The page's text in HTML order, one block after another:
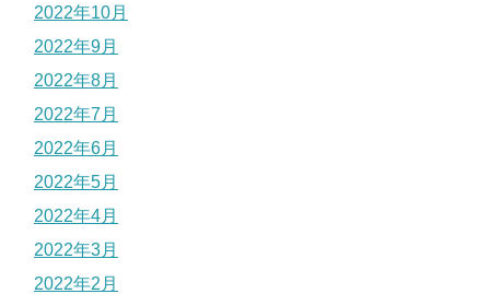
2022年10月
2022年9月
2022年8月
2022年7月
2022年6月
2022年5月
2022年4月
2022年3月
2022年2月